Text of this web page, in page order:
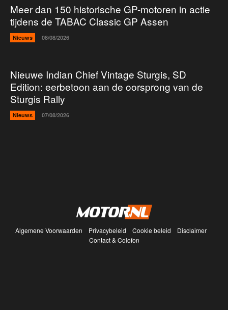
Meer dan 150 historische GP-motoren in actie
tijdens de TABAC Classic GP Assen
Nieuws 08/08/2026
Nieuwe Indian Chief Vintage Sturgis, SD
Edition: eerbetoon aan de oorsprong van de
Sturgis Rally
Nieuws 07/08/2026
Algemene Voorwaarden Privacybeleid Cookie beleid
Disclaimer
Contact & Colofon